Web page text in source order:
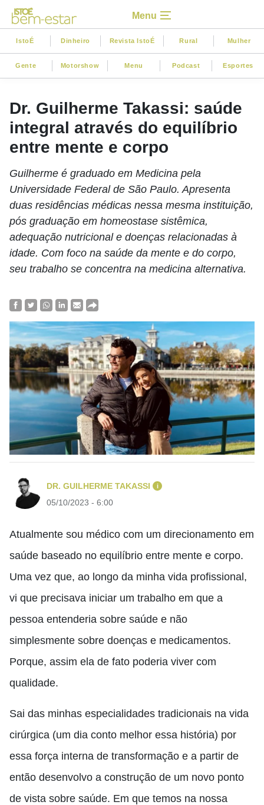
Menu
IstoÉ Dinheiro Revista IstoÉ Rural Mulher
Gente Motorshow Menu Podcast Esportes
Dr. Guilherme Takassi: saúde
integral através do equilíbrio
entre mente e corpo
Guilherme é graduado em Medicina pela
Universidade Federal de São Paulo. Apresenta
duas residências médicas nessa mesma instituição,
pós graduação em homeostase sistêmica,
adequação nutricional e doenças relacionadas à
idade. Com foco na saúde da mente e do corpo,
seu trabalho se concentra na medicina alternativa.
DR. GUILHERME TAKASSI i
05/10/2023 - 6:00
Atualmente sou médico com um direcionamento em
saúde baseado no equilíbrio entre mente e corpo.
Uma vez que, ao longo da minha vida profissional,
vi que precisava iniciar um trabalho em que a
pessoa entenderia sobre saúde e não
simplesmente sobre doenças e medicamentos.
Porque, assim ela de fato poderia viver com
qualidade.
Sai das minhas especialidades tradicionais na vida
cirúrgica (um dia conto melhor essa história) por
essa força interna de transformação e a partir de
então desenvolvo a construção de um novo ponto
de vista sobre saúde. Em que temos na nossa